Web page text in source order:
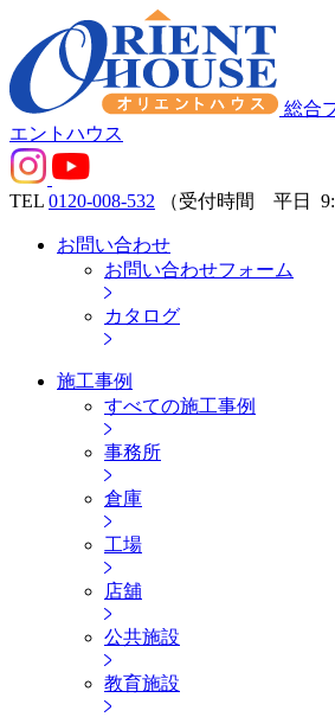
総合
エントハウス
TEL 0120-008-532 （受付時間 平日
お問い合わせ
お問い合わせフォーム
カタログ
施工事例
すべての施工事例
事務所
倉庫
工場
店舖
公共施設
教育施設